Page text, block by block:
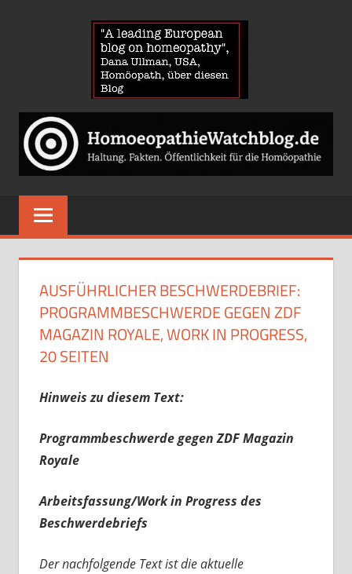
News
über
Homöopathie
und
Auge
Gegner
AUSFÜHRLICHER BESCHWERDEBRIEF:
PROGRAMMBESCHWERDE GEGEN ZDF
MAGAZIN ROYALE, WORK IN PROGRESS,
20 SEITEN
Hinweis zu diesem Text:
Programmbeschwerde gegen ZDF Magazin
Royale
Arbeitsfassung/Work in Progress des
Beschwerdebriefs
Der nachfolgende Text ist die aktuelle